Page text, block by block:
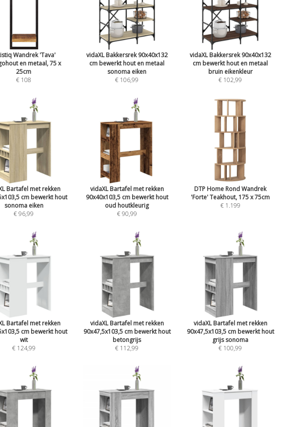
Wandrek 'Tava'
en metaal, 75 x
25cm
€ 108
vidaXL Bakkersrek 90x40x132
cm bewerkt hout en metaal
sonoma eiken
€ 106,99
vidaXL Bakkersrek 90x40x132
cm bewerkt hout en metaal
bruin eikenkleur
€ 102,99
Bartafel met rekken
cm bewerkt hout
sonoma eiken
€ 96,99
vidaXL Bartafel met rekken
90x40x103,5 cm bewerkt hout
oud houtkleurig
€ 90,99
DTP Home Rond Wandrek
'Forte' Teakhout, 175 x 75cm
€ 1.199
Bartafel met rekken
cm bewerkt hout
wit
€ 124,99
vidaXL Bartafel met rekken
90x47,5x103,5 cm bewerkt hout
betongrijs
€ 112,99
vidaXL Bartafel met rekken
90x47,5x103,5 cm bewerkt hout
grijs sonoma
€ 100,99